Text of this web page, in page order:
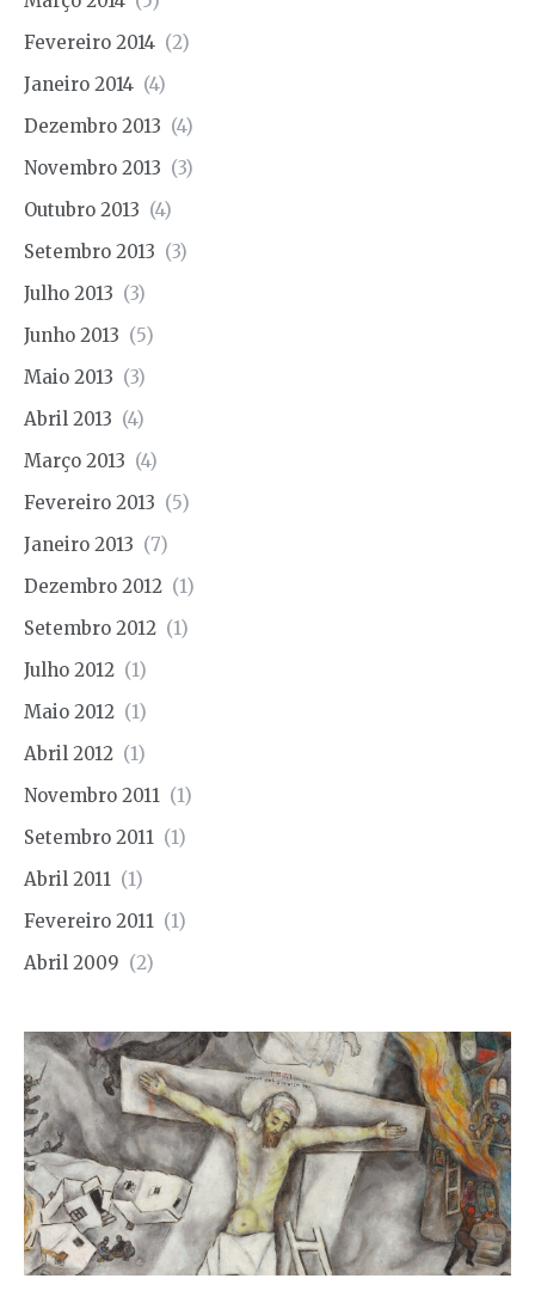
Fevereiro 2014 (2)
Janeiro 2014 (4)
Dezembro 2013 (4)
Novembro 2013 (3)
Outubro 2013 (4)
Setembro 2013 (3)
Julho 2013 (3)
Junho 2013 (5)
Maio 2013 (3)
Abril 2013 (4)
Março 2013 (4)
Fevereiro 2013 (5)
Janeiro 2013 (7)
Dezembro 2012 (1)
Setembro 2012 (1)
Julho 2012 (1)
Maio 2012 (1)
Abril 2012 (1)
Novembro 2011 (1)
Setembro 2011 (1)
Abril 2011 (1)
Fevereiro 2011 (1)
Abril 2009 (2)